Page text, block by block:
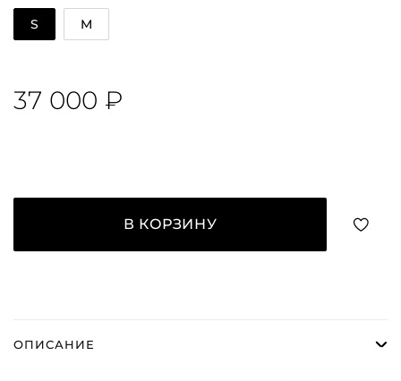
S M
37 000 ₽
В КОРЗИНУ
ОПИСАНИЕ